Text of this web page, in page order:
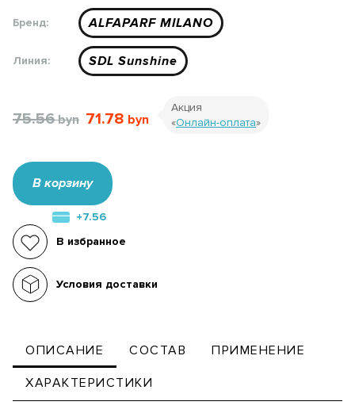
Бренд: ALFAPARF MILANO
Линия: SDL Sunshine
75.56 71.78
Акция
«Онлайн-оплата»
В корзину
+7.56
В избранное
Условия доставки
ОПИСАНИЕ СОСТАВ ПРИМЕНЕНИЕ
ХАРАКТЕРИСТИКИ